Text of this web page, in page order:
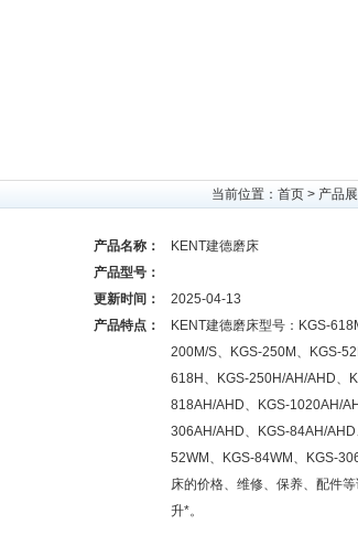
当前位置： 首页 > 产品
产品名称：
KENT建德磨床
产品型号：
更新时间：
2025-04-13
产品特点：
KENT建德磨床型号：KGS-
200M/S、KGS-250M、KGS-
618H、KGS-250H/AH/AHD、
818AH/AHD、KGS-1020AH/
306AH/AHD、KGS-84AH/
52WM、KGS-84WM、KGS-
床的价格、维修、保养、配件
升*。